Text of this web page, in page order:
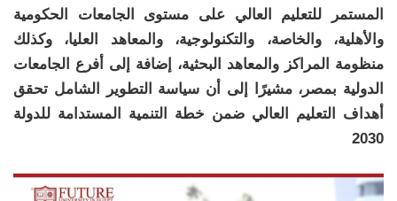
المستمر للتعليم العالي على مستوى الجامعات الحكومية
والأهلية، والخاصة، والتكنولوجية، والمعاهد العليا، وكذلك
منظومة المراكز والمعاهد البحثية، إضافة إلى أفرع الجامعات
الدولية بمصر، مشيرًا إلى أن سياسة التطوير الشامل تحقق
أهداف التعليم العالي ضمن خطة التنمية المستدامة للدولة
2030